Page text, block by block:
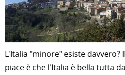
L'Italia "minore" esiste davvero?
piace è che l'Italia è bella tutta